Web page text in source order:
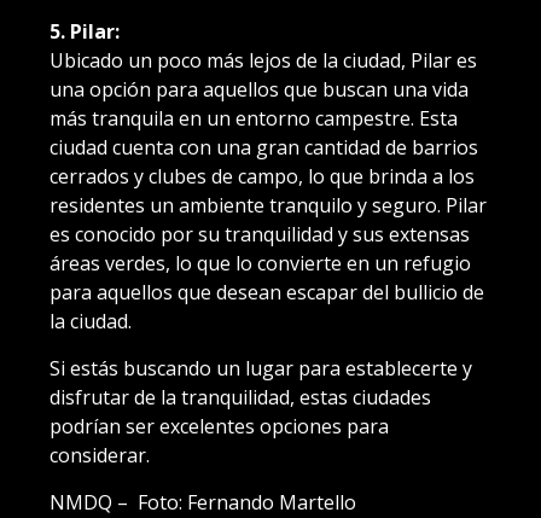
5. Pilar:
Ubicado un poco más lejos de la ciudad, Pilar es
una opción para aquellos que buscan una vida
más tranquila en un entorno campestre. Esta
ciudad cuenta con una gran cantidad de barrios
cerrados y clubes de campo, lo que brinda a los
residentes un ambiente tranquilo y seguro. Pilar
es conocido por su tranquilidad y sus extensas
áreas verdes, lo que lo convierte en un refugio
para aquellos que desean escapar del bullicio de
la ciudad.
Si estás buscando un lugar para establecerte y
disfrutar de la tranquilidad, estas ciudades
podrían ser excelentes opciones para
considerar.
NMDQ – Foto: Fernando Martello